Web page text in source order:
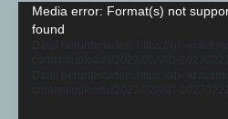
Video-
Player
Media error: Format(s) not
found
Datei herunterladen: https://xn--
content/uploads/2023/02/VID-
Datei herunterladen: https://xn--
content/uploads/2023/02/VID-